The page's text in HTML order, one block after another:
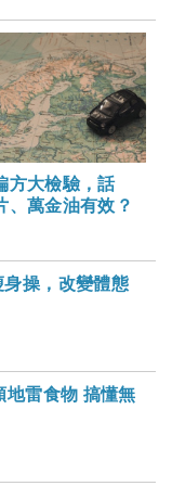
方大檢驗，話
、萬金油有效？
操，改變體態
地雷食物 搞懂無